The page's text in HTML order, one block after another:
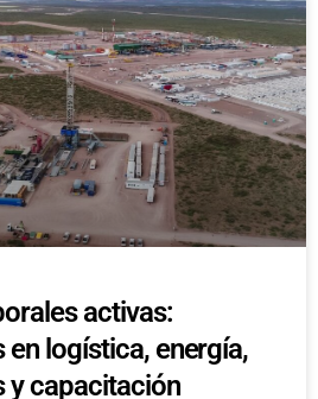
activas:
logística, energía,
y capacitación